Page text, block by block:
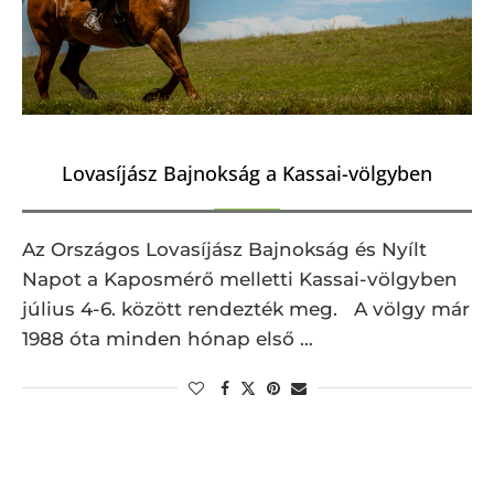
Lovasíjász Bajnokság a Kassai-völgyben
Az Országos Lovasíjász Bajnokság és Nyílt
Napot a Kaposmérő melletti Kassai-völgyben
július 4-6. között rendezték meg. A völgy már
1988 óta minden hónap első …